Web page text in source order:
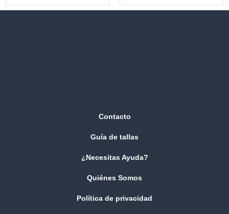
Contacto
Guía de tallas
¿Necesitas Ayuda?
Quiénes Somos
Política de privacidad